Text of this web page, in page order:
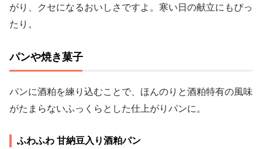
がり、クセになるおいしさですよ。寒い日の献立にもぴっ
たり。
パンや焼き菓子
パンに酒粕を練り込むことで、ほんのりと酒粕特有の風味
がたまらないふっくらとした仕上がりパンに。
ふわふわ 甘納豆入り酒粕パン